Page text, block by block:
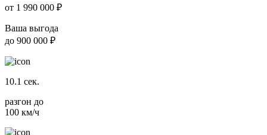
от 1 990 000 ₽
Ваша выгода
до 900 000 ₽
10.1 сек.
разгон до
100 км/ч